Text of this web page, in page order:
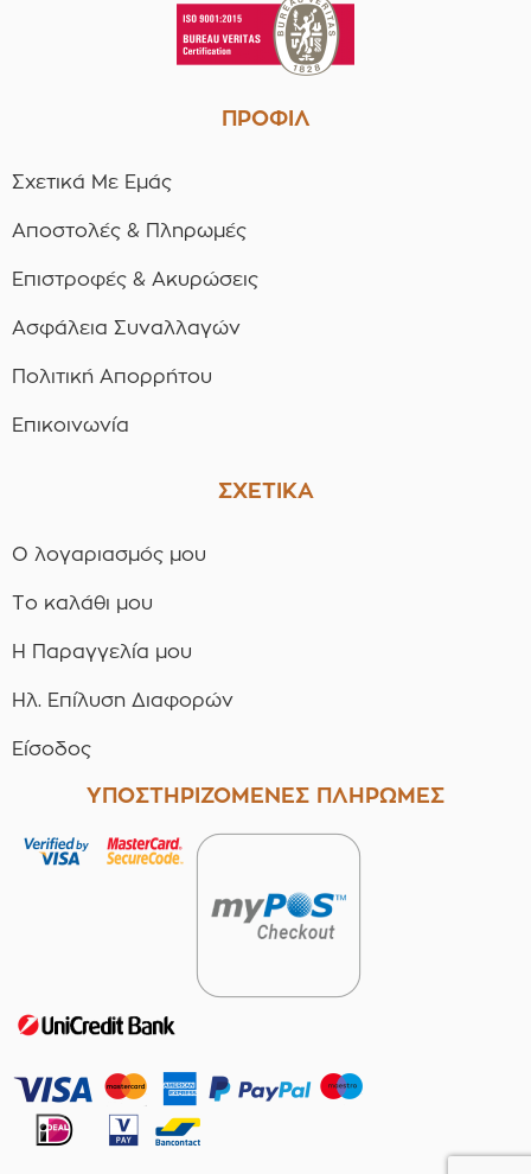
ΠΡΟΦΙΛ
Σχετικά Με Εμάς
Αποστολές & Πληρωμές
Επιστροφές & Ακυρώσεις
Ασφάλεια Συναλλαγών
Πολιτική Απορρήτου
Επικοινωνία
ΣΧΕΤΙΚΑ
Ο λογαριασμός μου
Το καλάθι μου
Η Παραγγελία μου
Ηλ. Επίλυση Διαφορών
Είσοδος
ΥΠΟΣΤΗΡΙΖΟΜΕΝΕΣ ΠΛΗΡΩΜΕΣ